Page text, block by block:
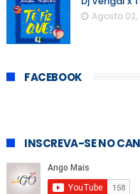
Agosto 02,
FACEBOOK
INSCREVA-SE NO